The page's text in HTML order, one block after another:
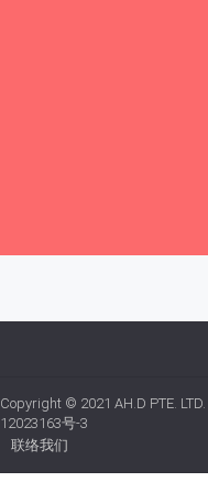
Copyright © 2021 AH.D PTE. LTD.
12023163号-3
联络我们